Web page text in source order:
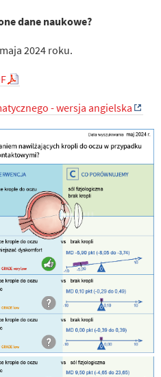
dane naukowe?
2024 roku.
- wersja angielska